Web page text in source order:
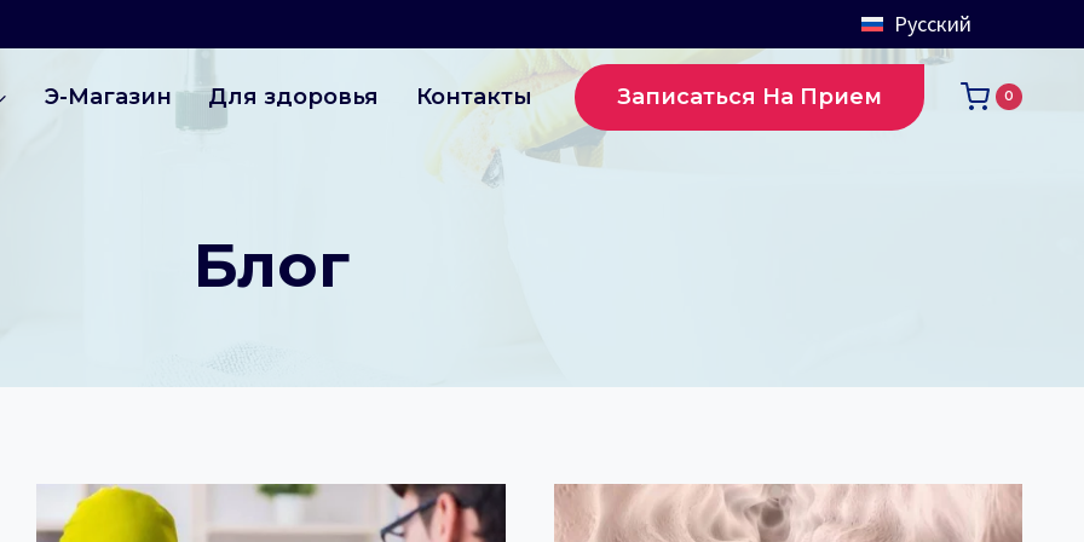
Русский
Э-Магазин Для здоровья Контакты Записаться На Прием 0
Блог